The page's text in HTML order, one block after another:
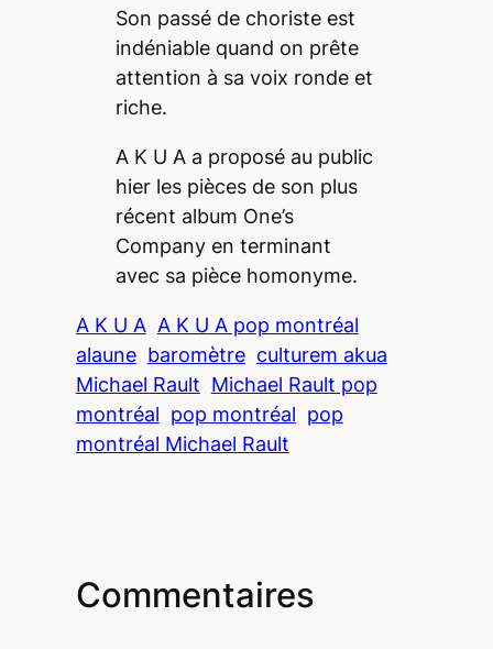
Son passé de choriste est
indéniable quand on prête
attention à sa voix ronde et
riche.
A K U A a proposé au public
hier les pièces de son plus
récent album One’s
Company en terminant
avec sa pièce homonyme.
A K U A A K U A pop montréal
alaune baromètre culturem akua
Michael Rault Michael Rault pop
montréal pop montréal pop
montréal Michael Rault
Commentaires